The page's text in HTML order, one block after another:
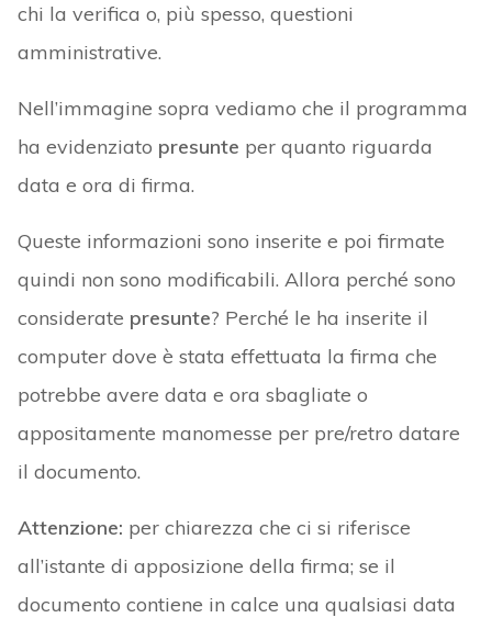
chi la verifica o, più spesso, questioni
amministrative.
Nell’immagine sopra vediamo che il programma
ha evidenziato presunte per quanto riguarda
data e ora di firma.
Queste informazioni sono inserite e poi firmate
quindi non sono modificabili. Allora perché sono
considerate presunte? Perché le ha inserite il
computer dove è stata effettuata la firma che
potrebbe avere data e ora sbagliate o
appositamente manomesse per pre/retro datare
il documento.
Attenzione: per chiarezza che ci si riferisce
all’istante di apposizione della firma; se il
documento contiene in calce una qualsiasi data